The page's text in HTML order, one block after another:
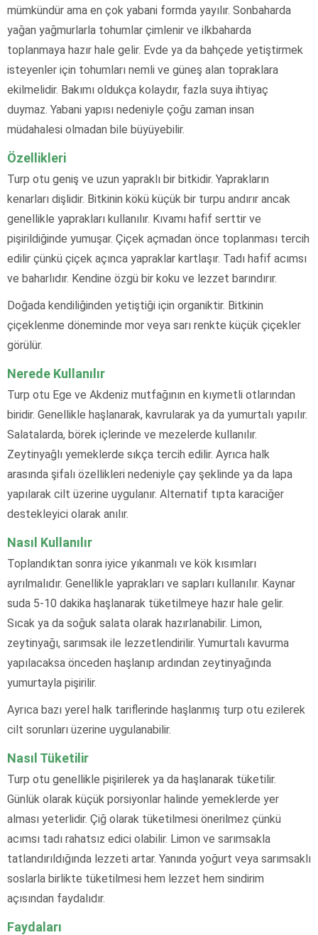
mümkündür ama en çok yabani formda yayılır. Sonbaharda
yağan yağmurlarla tohumlar çimlenir ve ilkbaharda
toplanmaya hazır hale gelir. Evde ya da bahçede yetiştirmek
isteyenler için tohumları nemli ve güneş alan topraklara
ekilmelidir. Bakımı oldukça kolaydır, fazla suya ihtiyaç
duymaz. Yabani yapısı nedeniyle çoğu zaman insan
müdahalesi olmadan bile büyüyebilir.
Özellikleri
Turp otu geniş ve uzun yapraklı bir bitkidir. Yaprakların
kenarları dişlidir. Bitkinin kökü küçük bir turpu andırır ancak
genellikle yaprakları kullanılır. Kıvamı hafif serttir ve
pişirildiğinde yumuşar. Çiçek açmadan önce toplanması tercih
edilir çünkü çiçek açınca yapraklar kartlaşır. Tadı hafif acımsı
ve baharlıdır. Kendine özgü bir koku ve lezzet barındırır.
Doğada kendiliğinden yetiştiği için organiktir. Bitkinin
çiçeklenme döneminde mor veya sarı renkte küçük çiçekler
görülür.
Nerede Kullanılır
Turp otu Ege ve Akdeniz mutfağının en kıymetli otlarından
biridir. Genellikle haşlanarak, kavrularak ya da yumurtalı yapılır.
Salatalarda, börek içlerinde ve mezelerde kullanılır.
Zeytinyağlı yemeklerde sıkça tercih edilir. Ayrıca halk
arasında şifalı özellikleri nedeniyle çay şeklinde ya da lapa
yapılarak cilt üzerine uygulanır. Alternatif tıpta karaciğer
destekleyici olarak anılır.
Nasıl Kullanılır
Toplandıktan sonra iyice yıkanmalı ve kök kısımları
ayrılmalıdır. Genellikle yaprakları ve sapları kullanılır. Kaynar
suda 5-10 dakika haşlanarak tüketilmeye hazır hale gelir.
Sıcak ya da soğuk salata olarak hazırlanabilir. Limon,
zeytinyağı, sarımsak ile lezzetlendirilir. Yumurtalı kavurma
yapılacaksa önceden haşlanıp ardından zeytinyağında
yumurtayla pişirilir.
Ayrıca bazı yerel halk tariflerinde haşlanmış turp otu ezilerek
cilt sorunları üzerine uygulanabilir.
Nasıl Tüketilir
Turp otu genellikle pişirilerek ya da haşlanarak tüketilir.
Günlük olarak küçük porsiyonlar halinde yemeklerde yer
alması yeterlidir. Çiğ olarak tüketilmesi önerilmez çünkü
acımsı tadı rahatsız edici olabilir. Limon ve sarımsakla
tatlandırıldığında lezzeti artar. Yanında yoğurt veya sarımsaklı
soslarla birlikte tüketilmesi hem lezzet hem sindirim
açısından faydalıdır.
Faydaları